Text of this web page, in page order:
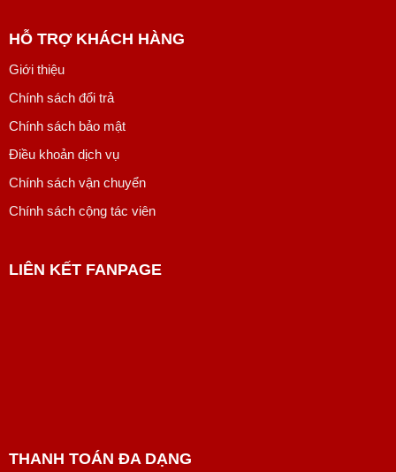
HỖ TRỢ KHÁCH HÀNG
Giới thiệu
Chính sách đổi trả
Chính sách bảo mật
Điều khoản dịch vụ
Chính sách vận chuyển
Chính sách cộng tác viên
LIÊN KẾT FANPAGE
THANH TOÁN ĐA DẠNG